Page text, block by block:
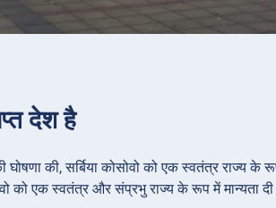
देश है
की, सर्बिया कोसोवो को एक स्वतंत्र राज्य के
को एक स्वतंत्र और संप्रभु राज्य के रूप में मान्यता दी